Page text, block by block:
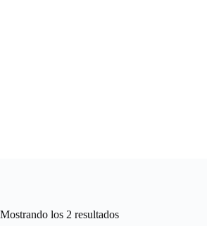
Mostrando los 2 resultadosOrdenado